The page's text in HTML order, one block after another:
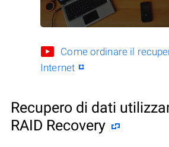
Come ordinare il
Internet
Recupero di dati
RAID Recovery